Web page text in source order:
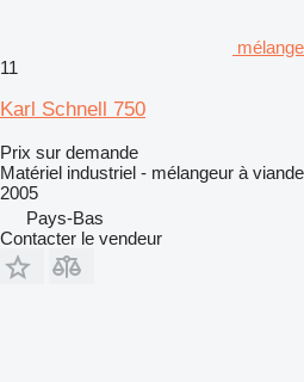
11
Karl Schnell 750
Prix sur demande
Matériel industriel - mélangeur à viande
2005
Pays-Bas
Contacter le vendeur